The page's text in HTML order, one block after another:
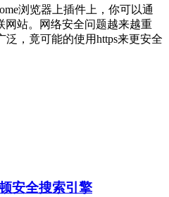
浏览器上插件上，你可以通
网站。网络安全问题越来越重
，竟可能的使用https来更安全
安全搜索引擎